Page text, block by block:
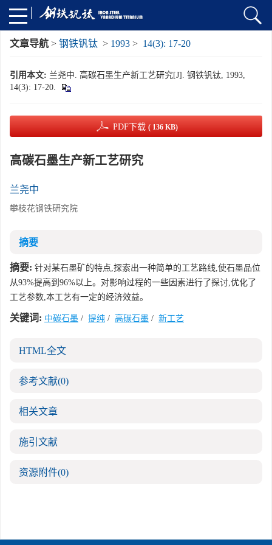
文章导航 > 钢铁钒钛 > 1993 > 14(3): 17-20
引用本文: 兰尧中. 高碳石墨生产新工艺研究[J]. 钢铁钒钛, 1993,
14(3): 17-20.
PDF下载 ( 136 KB)
高碳石墨生产新工艺研究
兰尧中
攀枝花钢铁研究院
摘要
摘要: 针对某石墨矿的特点,探索出一种简单的工艺路线,使石墨品位
从93%提高到96%以上。对影响过程的一些因素进行了探讨,优化了
工艺参数,本工艺有一定的经济效益。
关键词: 中碳石墨 / 提纯 / 高碳石墨 / 新工艺
HTML全文
参考文献(0)
相关文章
施引文献
资源附件(0)